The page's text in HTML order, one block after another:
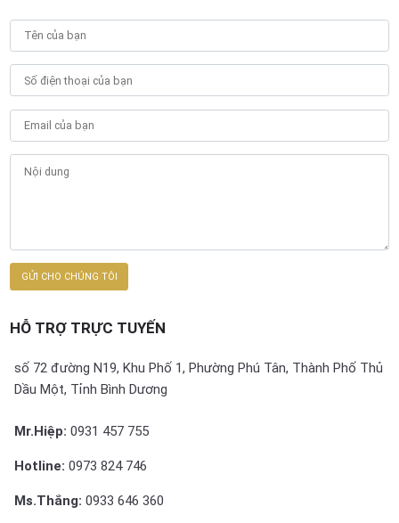
HỖ TRỢ TRỰC TUYẾN
số 72 đường N19, Khu Phố 1, Phường Phú Tân, Thành Phố Thủ
Dầu Một, Tỉnh Bình Dương
Mr.Hiệp: 0931 457 755
Hotline: 0973 824 746
Ms.Thắng: 0933 646 360